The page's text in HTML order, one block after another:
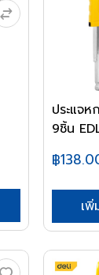
ประแจ
9ชิ้น
฿
เพิ่